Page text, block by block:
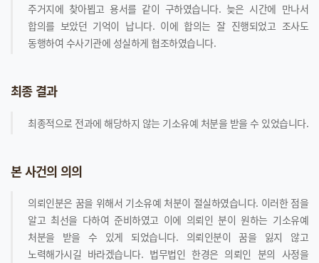
주거지에 찾아뵙고 용서를 같이 구하였습니다. 늦은 시간에 만나서
합의를 보았던 기억이 납니다. 이에 합의는 잘 진행되었고 조사도
동행하여 수사기관에 성실하게 협조하였습니다.
최종 결과
최종적으로 전과에 해당하지 않는 기소유예 처분을 받을 수 있었습니다.
본 사건의 의의
의뢰인분은 꿈을 위해서 기소유예 처분이 절실하였습니다. 이러한 점을
알고 최선을 다하여 준비하였고 이에 의뢰인 분이 원하는 기소유예
처분을 받을 수 있게 되었습니다. 의뢰인분이 꿈을 잃지 않고
노력해가시길 바라겠습니다. 법무법인 한경은 의뢰인 분의 사정을